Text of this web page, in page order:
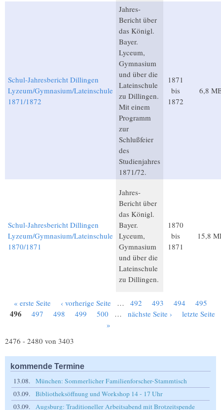
Schul-Jahresbericht Dillingen
Lyzeum/Gymnasium/Lateinschule
1871/1872
Jahres-
Bericht über
das Königl.
Bayer.
Lyceum,
Gymnasium
und über die
Lateinschule
zu Dillingen.
Mit einem
Programm
zur
Schlußfeier
des
Studienjahres
1871/72.
1871
bis
1872
6,8
Schul-Jahresbericht Dillingen
Lyzeum/Gymnasium/Lateinschule
1870/1871
Jahres-
Bericht über
das Königl.
Bayer.
Lyceum,
Gymnasium
und über die
Lateinschule
zu Dillingen.
1870
bis
1871
15,8
Seiten
« erste Seite ‹ vorherige Seite … 492 493 494 495
496 497 498 499 500 … nächste Seite ›
letzte Seite
»
2476 - 2480 von 3403
kommende Termine
13.08.
München: Sommerlicher Familienforscher-Stammtisch
03.09.
Bibliotheksöffnung und Workshop 14 - 17 Uhr
03.09.
Augsburg: Traditioneller Arbeitsabend mit Brotzeitspende